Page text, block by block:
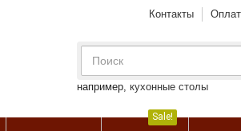
Контакты
например, кухонные столы
Sale!